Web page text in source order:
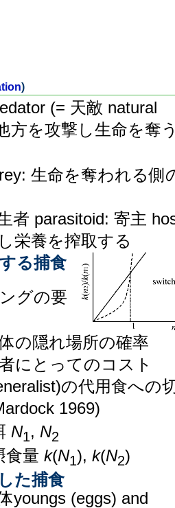
)
(= 天敵 natural
方を攻撃し生命を奪
生命を奪われる側
者 parasitoid: 寄主
栄養を搾取する
る捕食
グの要
の隠れ場所の確率
にとってのコスト
の代用食への
1969)
N1, N2
食量 k(N1), k(N2)
た捕食
youngs (eggs) and